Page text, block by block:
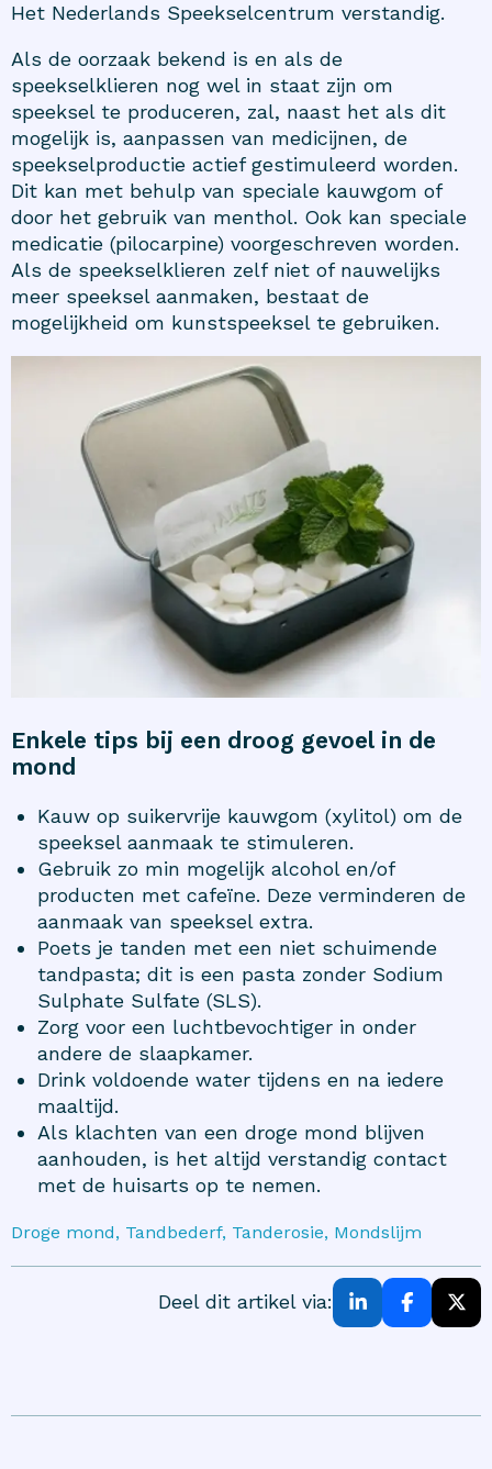
Het Nederlands Speekselcentrum verstandig.
Als de oorzaak bekend is en als de
speekselklieren nog wel in staat zijn om
speeksel te produceren, zal, naast het als dit
mogelijk is, aanpassen van medicijnen, de
speekselproductie actief gestimuleerd worden.
Dit kan met behulp van speciale kauwgom of
door het gebruik van menthol. Ook kan speciale
medicatie (pilocarpine) voorgeschreven worden.
Als de speekselklieren zelf niet of nauwelijks
meer speeksel aanmaken, bestaat de
mogelijkheid om kunstspeeksel te gebruiken.
Enkele tips bij een droog gevoel in de
mond
Kauw op suikervrije kauwgom (xylitol) om de
speeksel aanmaak te stimuleren.
Gebruik zo min mogelijk alcohol en/of
producten met cafeïne. Deze verminderen de
aanmaak van speeksel extra.
Poets je tanden met een niet schuimende
tandpasta; dit is een pasta zonder Sodium
Sulphate Sulfate (SLS).
Zorg voor een luchtbevochtiger in onder
andere de slaapkamer.
Drink voldoende water tijdens en na iedere
maaltijd.
Als klachten van een droge mond blijven
aanhouden, is het altijd verstandig contact
met de huisarts op te nemen.
Droge mond, Tandbederf, Tanderosie, Mondslijm
Deel dit artikel via: